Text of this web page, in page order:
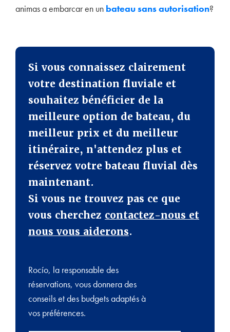
animas a embarcar en un bateau sans autorisation?
Si vous connaissez clairement
votre destination fluviale et
souhaitez bénéficier de la
meilleure option de bateau, du
meilleur prix et du meilleur
itinéraire, n'attendez plus et
réservez votre bateau fluvial dès
maintenant.
Si vous ne trouvez pas ce que
vous cherchez contactez-nous et
nous vous aiderons.
Rocío, la responsable des
réservations, vous donnera des
conseils et des budgets adaptés à
vos préférences.